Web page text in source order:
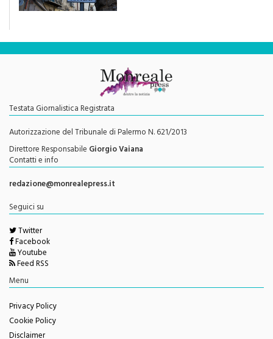
Testata Giornalistica Registrata
Autorizzazione del Tribunale di Palermo N. 621/2013
Direttore ResponsabileGiorgio Vaiana
Contatti e info
redazione@monrealepress.it
Twitter
Facebook
Youtube
Feed RSS
Menu
Privacy Policy
Cookie Policy
Disclaimer
Redazione